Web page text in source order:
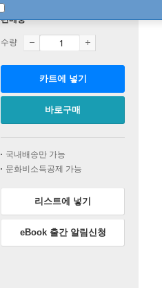
판매중
수량
카트에 넣기
바로구매
국내배송만 가능
문화비소득공제 가능
리스트에 넣기
eBook 출간 알림신청